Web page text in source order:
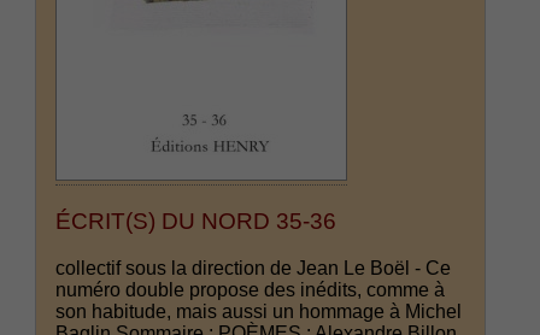
ÉCRIT(S) DU NORD 35-36
collectif sous la direction de Jean Le Boël - Ce
numéro double propose des inédits, comme à
son habitude, mais aussi un hommage à Michel